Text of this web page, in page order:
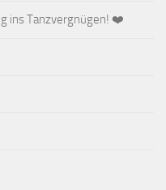
ins Tanzvergnügen! ❤️